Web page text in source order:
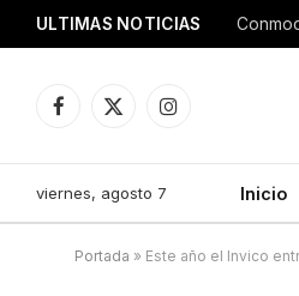
ULTIMAS NOTICIAS
Facebook
X
Instagram
viernes, agosto 7 Inicio
Portada » Este año el Invico